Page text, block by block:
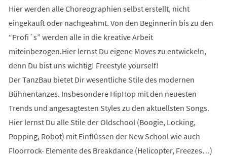
Hier werden alle Choreographien selbst erstellt, nicht
eingekauft oder nachgeahmt. Von den Beginnerin bis zu den
“Profi´s” werden alle in die kreative Arbeit
miteinbezogen.Hier lernst Du eigene Moves zu entwickeln,
denn Du bist uns wichtig! Freestyle yourself!
Der TanzBau bietet Dir wesentliche Stile des modernen
Bühnentanzes. Insbesondere HipHop mit den neuesten
Trends und angesagtesten Styles zu den aktuellsten Songs.
Hier lernst Du alle Stile der Oldschool (Boogie, Locking,
Popping, Robot) mit Einflüssen der New School wie auch
Floorrock- Elemente des Breakdance (Helicopter, Freezes…)